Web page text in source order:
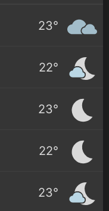
23°
22°
23°
22°
23°